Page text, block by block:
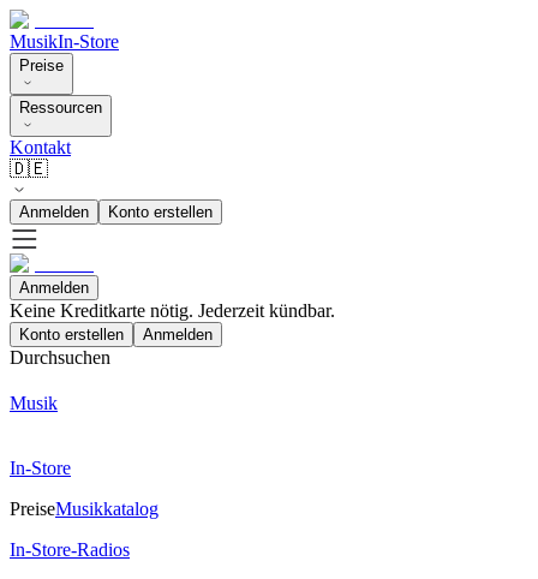
MusikIn-Store
Preise
Ressourcen
Kontakt
🇩🇪
Anmelden Konto erstellen
Anmelden
Keine Kreditkarte nötig. Jederzeit kündbar.
Konto erstellen Anmelden
Durchsuchen
Musik
In-Store
PreiseMusikkatalog
In-Store-Radios